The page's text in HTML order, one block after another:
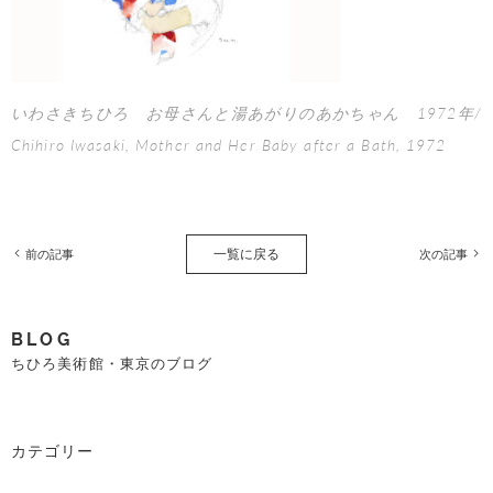
いわさきちひろ お母さんと湯あがりのあかちゃん 1972年/
Chihiro Iwasaki, Mother and Her Baby after a Bath, 1972
前の記事 一覧に戻る 次の記事
BLOG
ちひろ美術館・東京のブログ
カテゴリー